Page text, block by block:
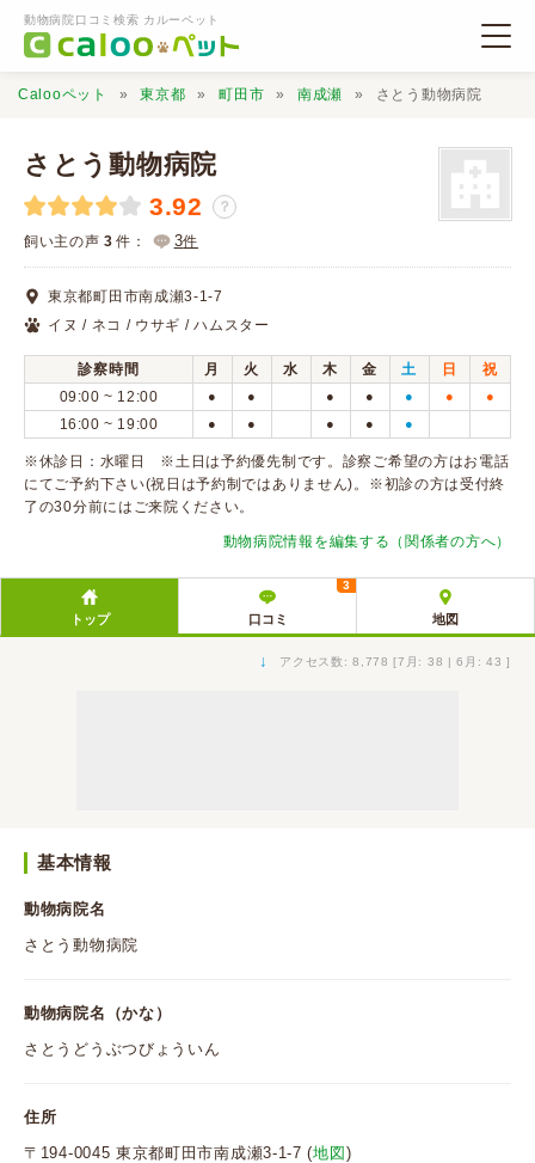
動物病院口コミ検索 カルーペット
動物病院検索
口コミ検索
Calooペットとは？
口コミ投稿
Calooペット 東京都 町田市 南成瀬 さとう動物病院
さとう動物病院
3.92 ？
飼い主の声 3 件： 3件
東京都町田市南成瀬3-1-7
イヌ / ネコ / ウサギ / ハムスター
診察時間 月 火 水 木 金 土 日
祝
09:00 ~ 12:00
● ● ● ● ● ● ●
16:00 ~ 19:00 ● ● ● ● ●
※休診日：水曜日 ※土日は予約優先制です。診察ご希望の方はお電話
にてご予約下さい(祝日は予約制ではありません)。※初診の方は受付終
了の30分前にはご来院ください。
動物病院情報を編集する（関係者の方へ）
トップ 口コミ
3
地図
↓ アクセス数: 8,778 [7月: 38 | 6月: 43 ]
基本情報
動物病院名
さとう動物病院
動物病院名（かな）
さとうどうぶつびょういん
住所
〒194-0045 東京都町田市南成瀬3-1-7 (地図 )